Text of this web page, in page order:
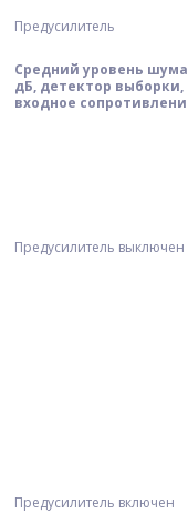
Предусилитель
Средний уровень
дБ, детектор выборки,
входное
Предусилитель выключен
Предусилитель включен